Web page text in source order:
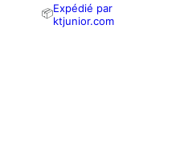
📦Expédié par
ktjunior.com